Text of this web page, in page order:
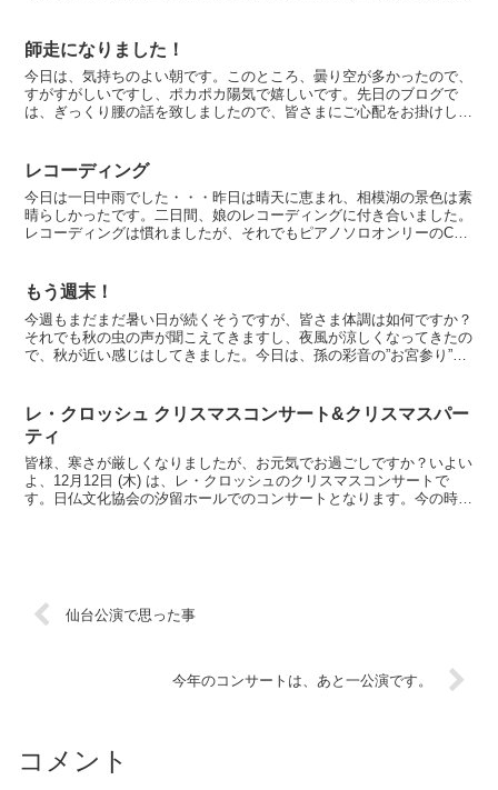
師走になりました！
今日は、気持ちのよい朝です。このところ、曇り空が多かったので、
すがすがしいですし、ポカポカ陽気で嬉しいです。先日のブログで
は、ぎっくり腰の話を致しましたので、皆さまにご心配をお掛けして
レコーディング
今日は一日中雨でした・・・昨日は晴天に恵まれ、相模湖の景色は素
晴らしかったです。二日間、娘のレコーディングに付き合いました。
レコーディングは慣れましたが、それでもピアノソロオンリーのCD
もう週末！
今週もまだまだ暑い日が続くそうですが、皆さま体調は如何ですか？
それでも秋の虫の声が聞こえてきますし、夜風が涼しくなってきたの
で、秋が近い感じはしてきました。今日は、孫の彩音の”お宮参り”の
レ・クロッシュ クリスマスコンサート&クリスマスパー
ティ
皆様、寒さが厳しくなりましたが、お元気でお過ごしですか？いよい
よ、12月12日 (木) は、レ・クロッシュのクリスマスコンサートで
す。日仏文化協会の汐留ホールでのコンサートとなります。今の時期
仙台公演で思った事
今年のコンサートは、あと一公演です。
コメント